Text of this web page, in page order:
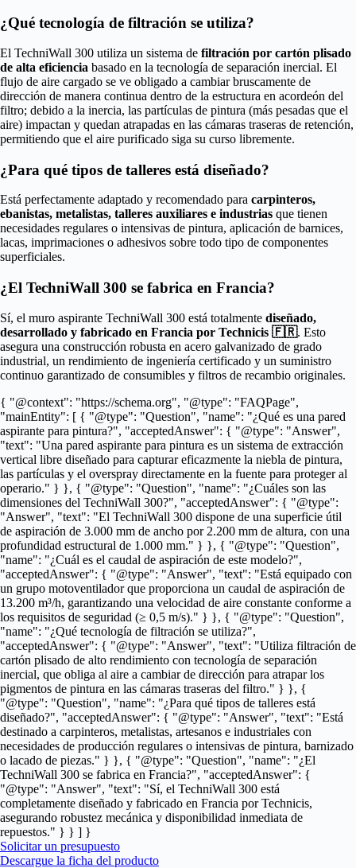
¿Qué tecnología de filtración se utiliza?
El TechniWall 300 utiliza un sistema de filtración por cartón plisado
de alta eficiencia basado en la tecnología de separación inercial. El
flujo de aire cargado se ve obligado a cambiar bruscamente de
dirección de manera continua dentro de la estructura en acordeón del
filtro; debido a la inercia, las partículas de pintura (más pesadas que el
aire) impactan y quedan atrapadas en las cámaras traseras de retención,
permitiendo que el aire purificado siga su curso libremente.
¿Para qué tipos de talleres está diseñado?
Está perfectamente adaptado y recomendado para carpinteros,
ebanistas, metalistas, talleres auxiliares e industrias que tienen
necesidades regulares o intensivas de pintura, aplicación de barnices,
lacas, imprimaciones o adhesivos sobre todo tipo de componentes
superficiales.
¿El TechniWall 300 se fabrica en Francia?
Sí, el muro aspirante TechniWall 300 está totalmente diseñado,
desarrollado y fabricado en Francia por Technicis 🇫🇷. Esto
asegura una construcción robusta en acero galvanizado de grado
industrial, un rendimiento de ingeniería certificado y un suministro
continuo garantizado de consumibles y filtros de recambio originales.
{ "@context": "https://schema.org", "@type": "FAQPage",
"mainEntity": [ { "@type": "Question", "name": "¿Qué es una pared
aspirante para pintura?", "acceptedAnswer": { "@type": "Answer",
"text": "Una pared aspirante para pintura es un sistema de extracción
vertical libre diseñado para capturar eficazmente la niebla de pintura,
las partículas y el overspray directamente en la fuente para proteger al
operario." } }, { "@type": "Question", "name": "¿Cuáles son las
dimensiones del TechniWall 300?", "acceptedAnswer": { "@type":
"Answer", "text": "El TechniWall 300 dispone de una superficie útil
de aspiración de 3.000 mm de ancho por 2.200 mm de altura, con una
profundidad estructural de 1.000 mm." } }, { "@type": "Question",
"name": "¿Cuál es el caudal de aspiración de este modelo?",
"acceptedAnswer": { "@type": "Answer", "text": "Está equipado con
un grupo motoventilador que proporciona un caudal de aspiración de
13.200 m³/h, garantizando una velocidad de aire constante conforme a
los requisitos de seguridad (≥ 0,5 m/s)." } }, { "@type": "Question",
"name": "¿Qué tecnología de filtración se utiliza?",
"acceptedAnswer": { "@type": "Answer", "text": "Utiliza filtración de
cartón plisado de alto rendimiento con tecnología de separación
inercial, que obliga al aire a cambiar de dirección para atrapar los
pigmentos de pintura en las cámaras traseras del filtro." } }, {
"@type": "Question", "name": "¿Para qué tipos de talleres está
diseñado?", "acceptedAnswer": { "@type": "Answer", "text": "Está
destinado a carpinteros, metalistas, artesanos e industriales con
necesidades de producción regulares o intensivas de pintura, barnizado
o lacado de piezas." } }, { "@type": "Question", "name": "¿El
TechniWall 300 se fabrica en Francia?", "acceptedAnswer": {
"@type": "Answer", "text": "Sí, el TechniWall 300 está
completamente diseñado y fabricado en Francia por Technicis,
asegurando robustez mecánica y disponibilidad inmediata de
repuestos." } } ] }
Solicitar un presupuesto
Descargue la ficha del producto